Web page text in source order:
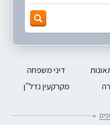
דיני משפחה
מקרקעין נדל"ן
תביעות ביטוח ונזקי